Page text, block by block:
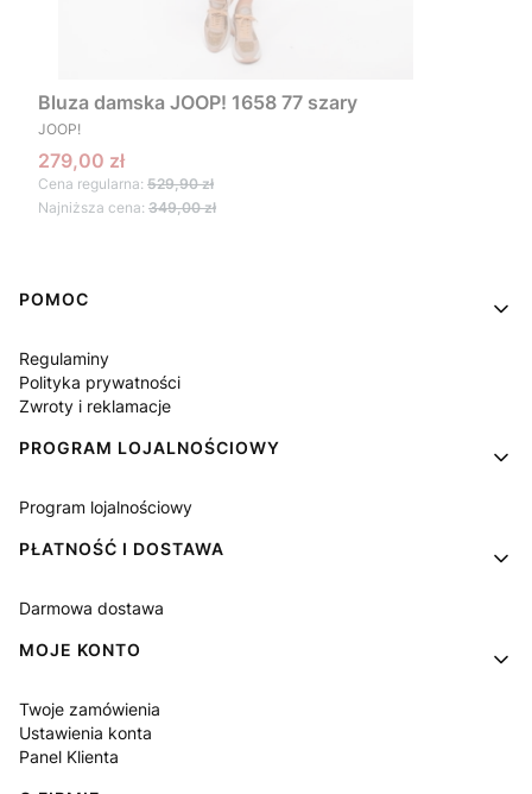
Bluza damska JOOP! 1658 77 szary
PRODUCENT
JOOP!
Cena promocyjna
279,00 zł
Cena regularna: 529,90 zł
Najniższa cena: 349,00 zł
Linki w stopce
POMOC
Regulaminy
Polityka prywatności
Zwroty i reklamacje
PROGRAM LOJALNOŚCIOWY
Program lojalnościowy
PŁATNOŚĆ I DOSTAWA
Darmowa dostawa
MOJE KONTO
Twoje zamówienia
Ustawienia konta
Panel Klienta